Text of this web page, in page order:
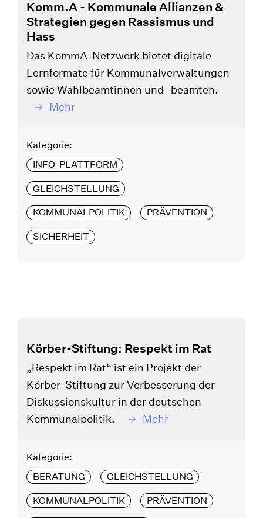
Komm.A - Kommunale Allianzen &
Strategien gegen Rassismus und
Hass
Das KommA-Netzwerk bietet digitale
Lernformate für Kommunalverwaltungen
sowie Wahlbeamtinnen und -beamten.
Mehr
Kategorie:
INFO-PLATTFORM
GLEICHSTELLUNG
KOMMUNALPOLITIK PRÄVENTION
SICHERHEIT
Körber-Stiftung: Respekt im Rat
„Respekt im Rat“ ist ein Projekt der
Körber-Stiftung zur Verbesserung der
Diskussionskultur in der deutschen
Kommunalpolitik.
Mehr
Kategorie:
BERATUNG
GLEICHSTELLUNG
KOMMUNALPOLITIK PRÄVENTION